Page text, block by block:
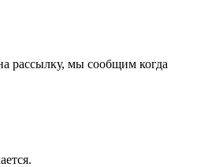
рассылку, мы сообщим когда